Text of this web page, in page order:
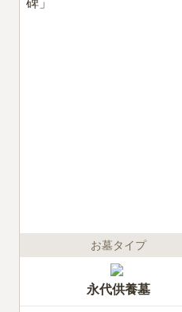
お墓タイプ
永代供養墓